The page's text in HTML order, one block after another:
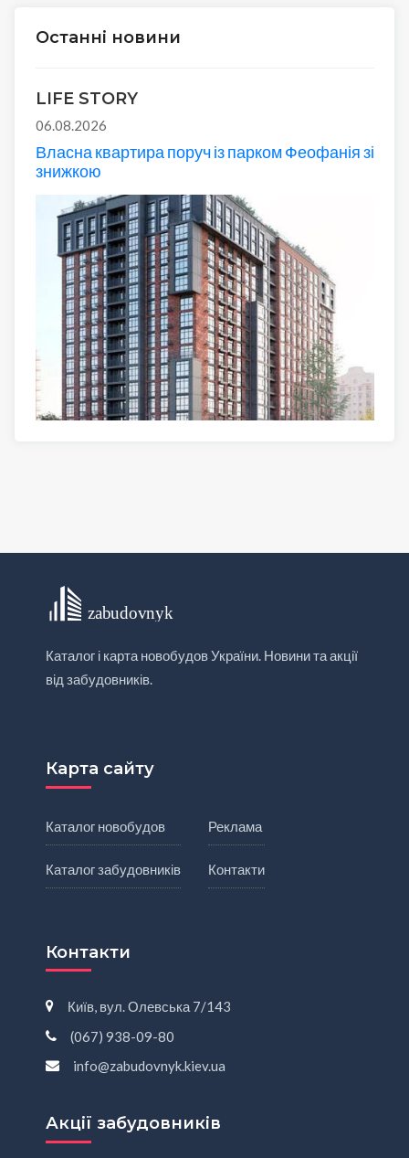
Останні новини
LIFE STORY
06.08.2026
Власна квартира поруч із парком Феофанія зі
знижкою
Каталог і карта новобудов України. Новини та акції
від забудовників.
Карта сайту
Каталог новобудов
Каталог забудовників
Реклама
Контакти
Контакти
Київ, вул. Олевська 7/143
(067) 938-09-80
info@zabudovnyk.kiev.ua
Акції забудовників